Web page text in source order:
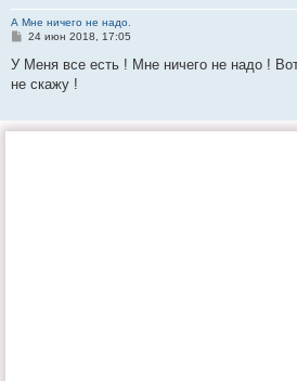
А Мне ничего не надо.
С
о
щ
24 июн 2018, 17:05
У Меня все есть ! Мне ничего не надо !
не скажу !